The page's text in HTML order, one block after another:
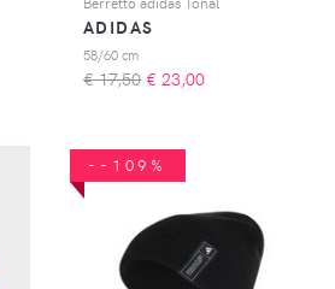
ADIDAS
58/60 cm
€ 17,50 € 23,00
--109%